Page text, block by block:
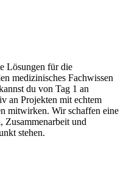
Lösungen für die
medizinisches Fachwissen
du von Tag 1 an
an Projekten mit echtem
mitwirken. Wir schaffen eine
Zusammenarbeit und
stehen.